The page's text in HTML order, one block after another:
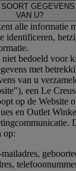
VAN U?
alle informatie
identificeren,
bedoeld voor
met
van u
een Le
op de Website
en Outlet
op: